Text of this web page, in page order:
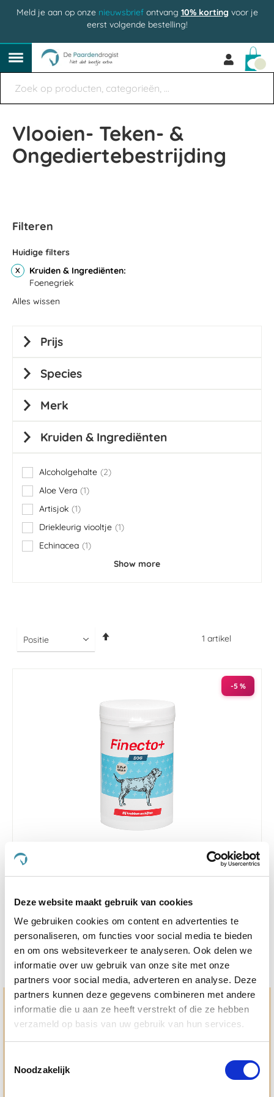
Deze website maakt gebruik van cookies
We gebruiken cookies om content en advertenties te
personaliseren, om functies voor social media te bieden
en om ons websiteverkeer te analyseren. Ook delen we
informatie over uw gebruik van onze site met onze
partners voor social media, adverteren en analyse. Deze
partners kunnen deze gegevens combineren met andere
informatie die u aan ze heeft verstrekt of die ze hebben
verzameld op basis van uw gebruik van hun services.
Noodzakelijk
Meld je aan op onze nieuwsbriefontvang 10% korting voor je
eerst volgende bestelling!
Vlooien- Teken- &
Ongediertebestrijding
1 artikel
-5 %
Hulp en advies nodig?
Jouw paard gezond houden en krijgen. Dat is waar we het
allemaal voor doen. Bij De Paardendrogist worden we
topkwaliteit, uitgebreide informatieverstrekking en
"ouderwetse" service. Wij helpen je graag, doen wat wij
Filteren
Huidige filters
Kruiden & Ingrediënten
Foenegriek
Alles wissen
Prijs
Species
Merk
Kruiden & Ingrediënten
Alcoholgehalte 2
items
Aloe Vera 1
item
Artisjok 1
item
Driekleurig viooltje 1
item
Echinacea 1
item
Show more